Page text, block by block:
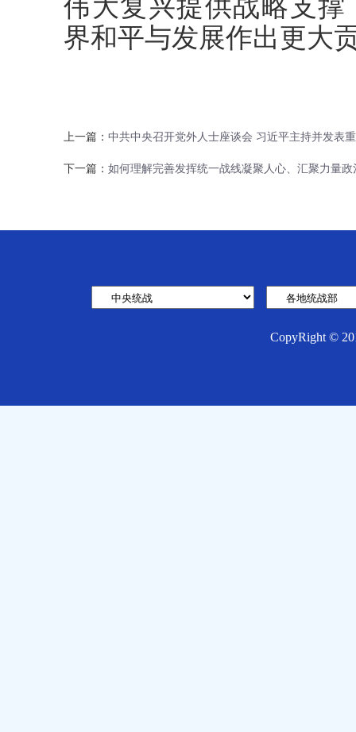
伟大复兴提供战略支
界和平与发展作出更大
上一篇： 中共中央召开党外人士座谈会 习近平主持并发表
下一篇： 如何理解完善发挥统一战线凝聚人心、汇聚力量
CopyRight ©